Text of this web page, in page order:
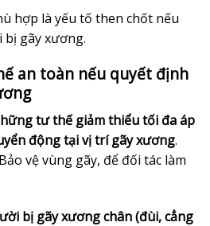
hợp là yếu tố then chốt nếu
bị gãy xương.
an toàn nếu quyết định
tư thế giảm thiểu tối đa áp
động tại vị trí gãy xương.
vệ vùng gãy, để đối tác làm
bị gãy xương chân (đùi, cẳng